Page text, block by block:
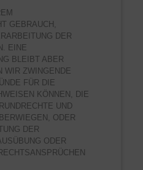
GEBRAUCH,
DER
EINE
BLEIBT ABER
WIR ZWINGENDE
FÜR DIE
KÖNNEN, DIE
UND
ODER
DER
ODER